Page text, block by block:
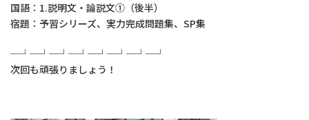
国語：1.説明文・論説文①（後半）
宿題：予習シリーズ、実力完成問題集、SP集
─┘─┘─┘─┘─┘─┘─┘─┘
次回も頑張りましょう！